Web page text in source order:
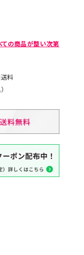
ての商品が整い次第
料